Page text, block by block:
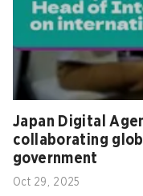
Japan Digital
collaborating
government
Oct 29, 2025